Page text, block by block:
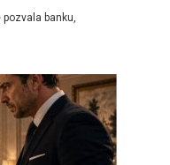
banku,